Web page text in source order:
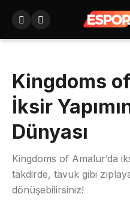
Kingdoms
İksir
Dünyası
Kingdoms of Amalur’da
takdirde, tavuk gibi
dönüşebilirsiniz!